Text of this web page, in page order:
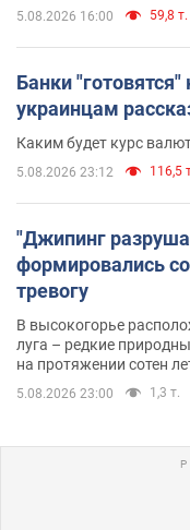
5.08.2026 16:00 59,8 т.
Банки
украинцам
Каким будет курс
5.08.2026 23:12 116,5
"Джипинг
формировались
тревогу
В высокогорье
луга – редкие
на протяжении сотен
5.08.2026 23:00 1,3 т.